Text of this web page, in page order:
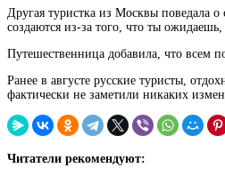
Другая туристка из Москвы поведала
создаются из-за того, что ты
Путешественница добавила, что всем
Ранее в августе русские туристы,
фактически не заметили никаких
Читатели рекомендуют: